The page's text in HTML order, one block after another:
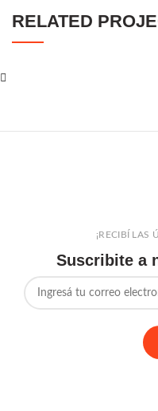
RELATED
¡RECIBÍ LAS
Suscribite a